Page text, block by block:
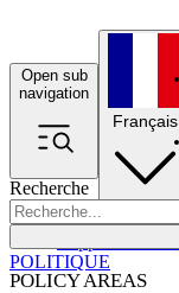
Open sub
navigation
Recherche
POLICY AREAS
Français
POLITIQUE